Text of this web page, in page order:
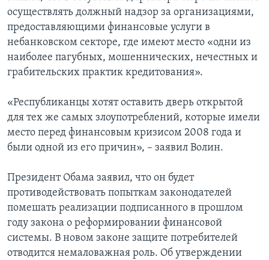
осуществлять должный надзор за организациями,
предоставляющими финансовые услуги в
небанковском секторе, где имеют место «одни из
наиболее пагубных, мошеннических, нечестных и
грабительских практик кредитования».
«Республиканцы хотят оставить дверь открытой
для тех же самых злоупотреблений, которые имели
место перед финансовым кризисом 2008 года и
были одной из его причин», – заявил Волин.
Президент Обама заявил, что он будет
противодействовать попыткам законодателей
помешать реализации подписанного в прошлом
году закона о реформировании финансовой
системы. В новом законе защите потребителей
отводится немаловажная роль. Об утверждении